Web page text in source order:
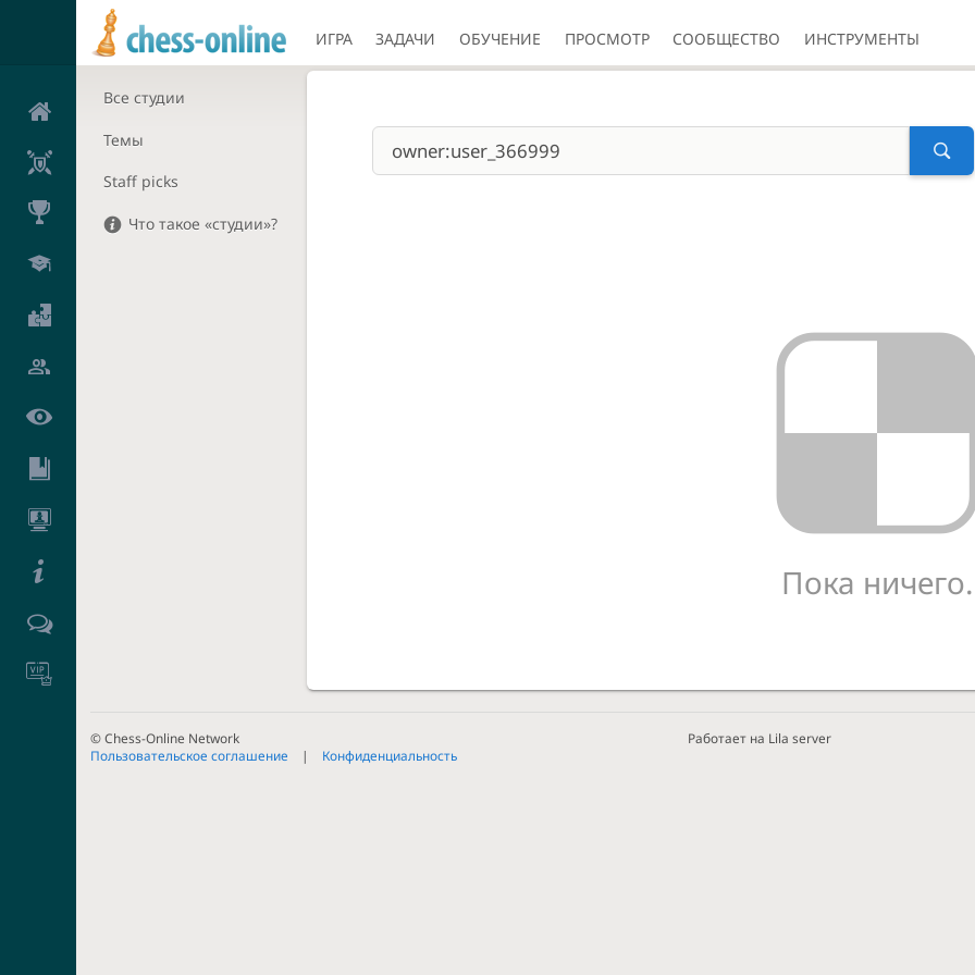
ИГРА ЗАДАЧИ ОБУЧЕНИЕ ПРОСМОТР СООБЩЕСТВО ИНСТРУМЕНТЫ
Все студии
Темы
Staff picks
Что такое «студии»?
Пока ничего.
© Chess-Online Network
Пользовательское соглашение
Конфиденциальность
Работает на Lila server